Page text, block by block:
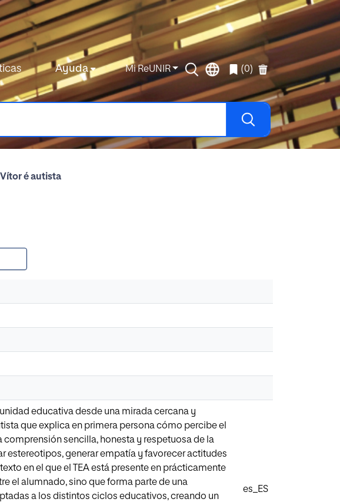
Ayuda Mi ReUNIR (0)
Vítor é autista
educativa desde una mirada cercana y
que explica en primera persona cómo percibe el
sencilla, honesta y respetuosa de la
estereotipos, generar empatía y favorecer actitudes
en el que el TEA está presente en prácticamente
el alumnado, sino que forma parte de una
a los distintos ciclos educativos, creando un
es_ES